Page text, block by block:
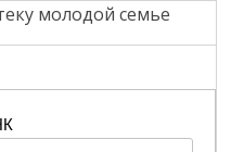
молодой семье